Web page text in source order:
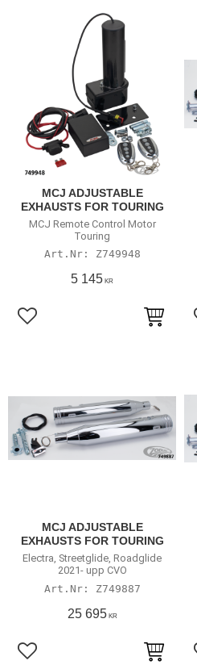
MCJ ADJUSTABLE
EXHAUSTS FOR TOURING
MCJ Remote Control Motor
Touring
Z749948
5 145 KR
Lägg till i favoriter
MCJ ADJUSTABLE
EXHAUSTS FOR TOURING
Electra, Streetglide, Roadglide
2021- upp CVO
Z749887
25 695KR
Lägg till i favoriter